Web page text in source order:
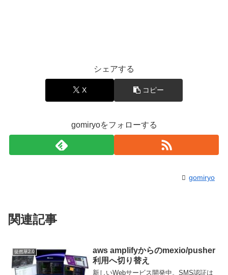
シェアする
X コピー
gomiryoをフォローする
gomiryo
関連記事
徒然草2.0
aws amplifyからのmexio/pusher
利用へ切り替え
新しいWebサービス開発中。SMS認証は